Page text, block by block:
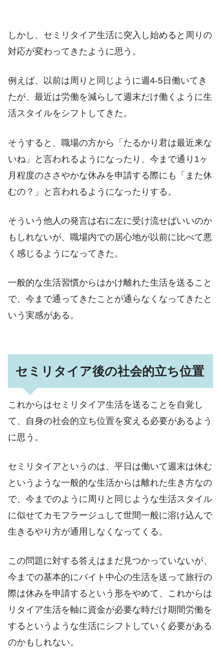
しかし、セミリタイア生活に突入し始めると周りの
対応が変わってきたように思う。
例えば、以前は周りと同じように週4-5日働いてき
たが、最近は労働を減らして週末だけ働くように生
活スタイルをシフトしてきた。
そうすると、職場の方から「たるかり君は最近来な
いね」と言われるようになったり、今まで通り1ヶ
月程度のささやかな休みを申請する際にも「また休
むの？」と言われるようになったりする。
そういう他人の発言は右に左に受け流せばいいのか
もしれないが、職場内での居心地が以前に比べて悪
く感じるようになってきた。
一般的な生活習慣からはかけ離れた生活を送ること
で、今まで通ってきたことが通らなくなってきたと
いう実感がある。
セミリタイア後の社会的立ち位置
これからはセミリタイア生活を送ることを自覚し
て、自身の社会的立ち位置を変える必要があるよう
に思う。
セミリタイアというのは、平日は働いて週末は休む
というような一般的な生活からは離れた生き方なの
で、今までのように周りと同じような生活スタイル
に似せてカモフラージュして世間一般に溶け込んで
生きるやり方が通用しなくなってくる。
この問題に対する答えはまだ見つかっていないが、
今までの基本的にバイト中心の生活を送って旅行の
際は休みを申請するという形をやめて、これからは
リタイア生活を軸に資金が必要な時だけ期間労働を
するというような生活にシフトしていく必要がある
のかもしれない。